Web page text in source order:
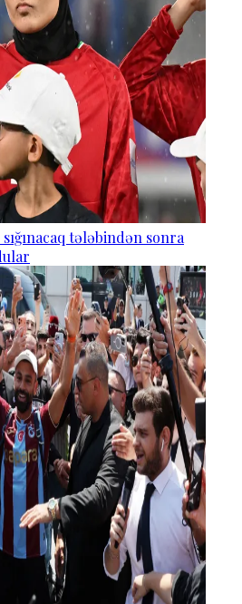
tələbindən sonra